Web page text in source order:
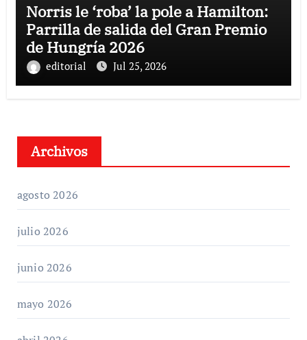
Norris le ‘roba’ la pole a Hamilton:
Parrilla de salida del Gran Premio
de Hungría 2026
editorial Jul 25, 2026
Archivos
agosto 2026
julio 2026
junio 2026
mayo 2026